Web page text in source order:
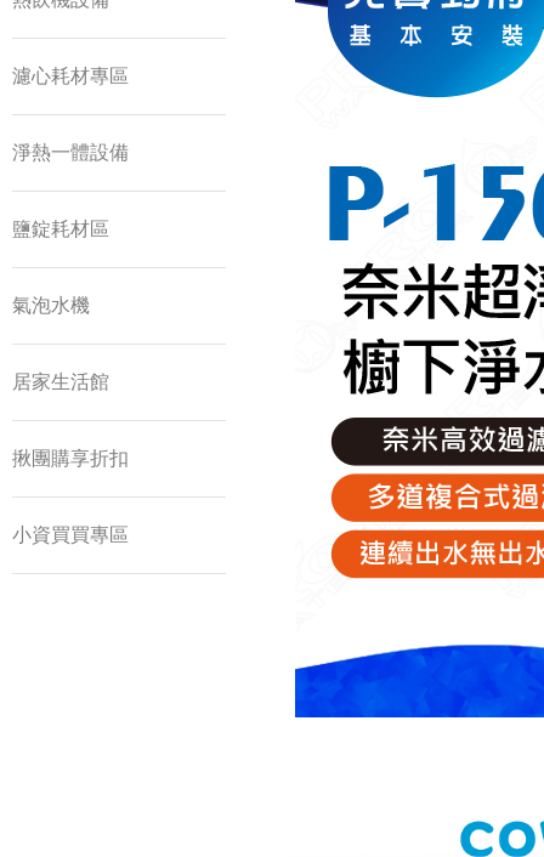
濾心耗材專區
淨熱一體設備
鹽錠耗材區
氣泡水機
居家生活館
揪團購享折扣
小資買買專區